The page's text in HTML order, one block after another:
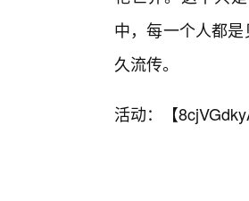
中，每一个人都
久流传。
活动：【